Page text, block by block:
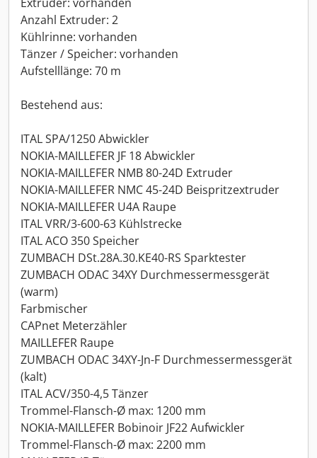
Anzahl Extruder: 2
Kühlrinne: vorhanden
Tänzer / Speicher: vorhanden
Aufstelllänge: 70 m
Bestehend aus:
ITAL SPA/1250 Abwickler
NOKIA-MAILLEFER JF 18 Abwickler
NOKIA-MAILLEFER NMB 80-24D Extruder
NOKIA-MAILLEFER NMC 45-24D Beispritzextruder
NOKIA-MAILLEFER U4A Raupe
ITAL VRR/3-600-63 Kühlstrecke
ITAL ACO 350 Speicher
ZUMBACH DSt.28A.30.KE40-RS Sparktester
ZUMBACH ODAC 34XY Durchmessermessgerät
(warm)
Farbmischer
CAPnet Meterzähler
MAILLEFER Raupe
ZUMBACH ODAC 34XY-Jn-F Durchmessermessgerät
(kalt)
ITAL ACV/350-4,5 Tänzer
Trommel-Flansch-Ø max: 1200 mm
NOKIA-MAILLEFER Bobinoir JF22 Aufwickler
Trommel-Flansch-Ø max: 2200 mm